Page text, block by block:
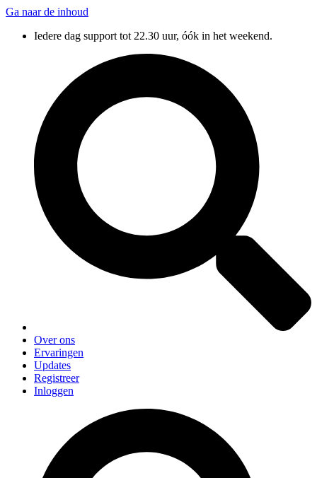
Ga naar de inhoud
Iedere dag support tot 22.30 uur, óók in het weekend.
Over ons
Ervaringen
Updates
Registreer
Inloggen